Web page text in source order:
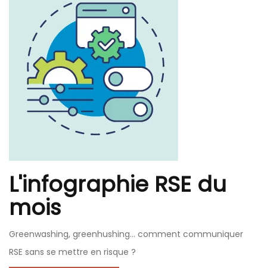
L'infographie RSE du
mois
Greenwashing, greenhushing… comment communiquer
RSE sans se mettre en risque ?